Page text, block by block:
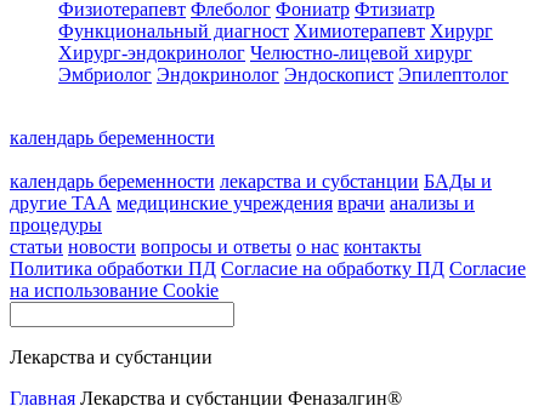
Физиотерапевт Флеболог Фониатр Фтизиатр
Функциональный диагност Химиотерапевт Хирург
Хирург-эндокринолог Челюстно-лицевой хирург
Эмбриолог Эндокринолог Эндоскопист Эпилептолог
календарь беременности
календарь беременности лекарства и субстанции БАДы и
другие ТАА медицинские учреждения врачи анализы и
процедуры
статьи новости вопросы и ответы о нас контакты
Политика обработки ПД Согласие на обработку ПД Согласие
на использование Cookie
Лекарства и субстанции
Главная Лекарства и субстанции Феназалгин®